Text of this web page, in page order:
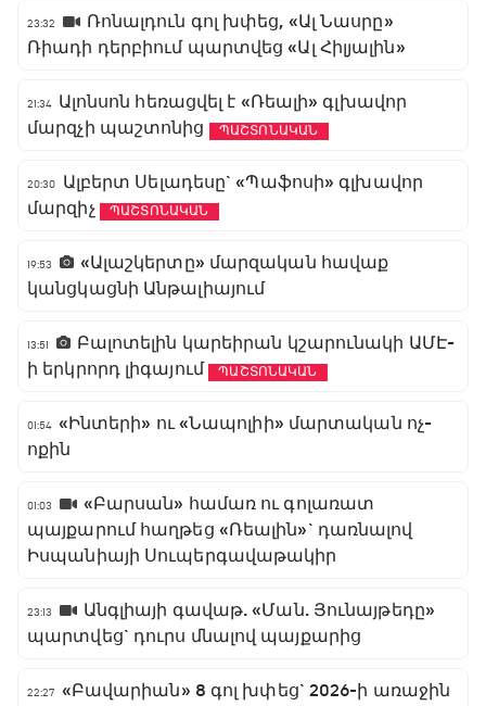
23:32
Ռոնալդուն գոլ խփեց, «Ալ Նասրը»
Ռիադի դերբիում պարտվեց «Ալ Հիլյալին»
21:34 Ալոնսոն հեռացվել է «Ռեալի» գլխավոր
մարզչի պաշտոնից
ՊԱՇՏՈՆԱԿԱՆ
20:30
Ալբերտ Սելադեսը` «Պաֆոսի» գլխավոր
մարզիչ
ՊԱՇՏՈՆԱԿԱՆ
19:53
«Ալաշկերտը» մարզական հավաք
կանցկացնի Անթալիայում
13:51
Բալոտելին կարեիրան կշարունակի ԱՄԷ-
ի երկրորդ լիգայում
ՊԱՇՏՈՆԱԿԱՆ
01:54 «Ինտերի» ու «Նապոլիի» մարտական ոչ-
ոքին
01:03
«Բարսան» համառ ու գոլառատ
պայքարում հաղթեց «Ռեալին»` դառնալով
Իսպանիայի Սուպերգավաթակիր
23:13
Անգլիայի գավաթ. «Ման. Յունայթեդը»
պարտվեց` դուրս մնալով պայքարից
22:27 «Բավարիան» 8 գոլ խփեց` 2026-ի առաջին